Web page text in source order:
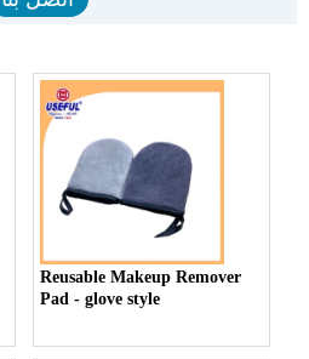
Reusable Makeup Remover
Pad - glove style